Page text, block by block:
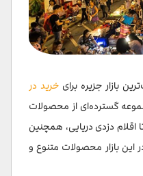
بازار جزیره برای خرید در
گسترده‌ای از محصولات
دزدی دریایی، همچنین
این بازار محصولات متنوع و